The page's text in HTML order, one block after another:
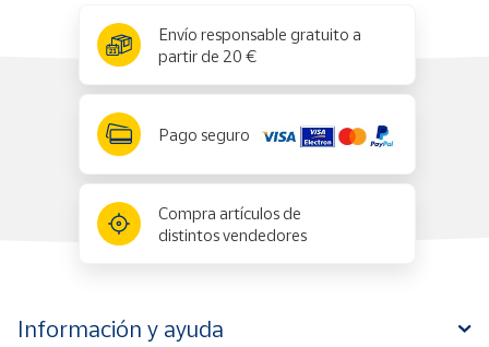
Envío responsable gratuito a
partir de 20 €
Pago seguro
Compra artículos de
distintos vendedores
Información y ayuda